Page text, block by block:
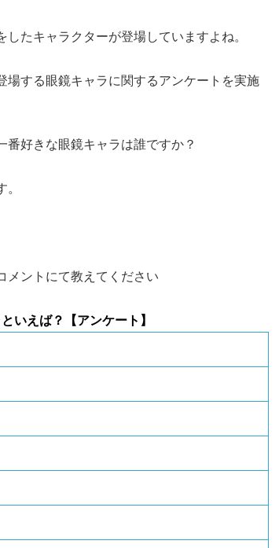
たキャラクターが登場していますよね。
場する眼鏡キャラに関するアンケートを実施
番好きな眼鏡キャラは誰ですか？
メントにて教えてください
いえば？【アンケート】